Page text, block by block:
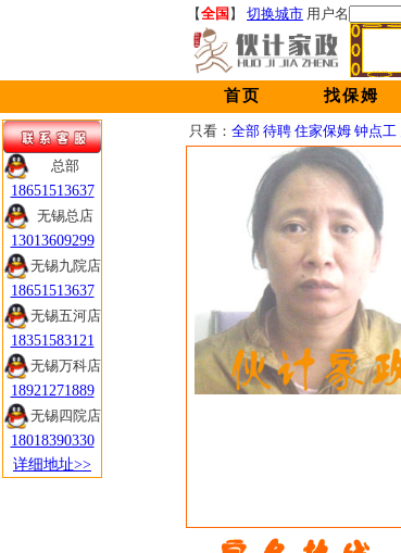
【全国 】 切换城市 用户名
首页 找保姆
只看： 全部 待聘 住家保姆 钟点工
总部
18651513637
无锡总店
13013609299
无锡九院店
18651513637
无锡五河店
18351583121
无锡万科店
18921271889
无锡四院店
18018390330
详细地址>>